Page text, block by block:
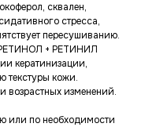
сквален,
стресса,
пересушиванию.
+ РЕТИНИЛ
кератинизации,
текстуры кожи.
возрастных изменений.
или по необходимости